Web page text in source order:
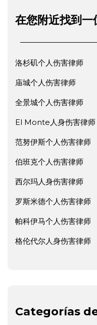
在您附近找到一
洛杉矶个人伤害律师
庙城个人伤害律师
全景城个人伤害律师
El Monte人身伤害律师
范努伊斯个人伤害律师
伯班克个人伤害律师
西尔玛人身伤害律师
罗斯米德个人伤害律师
帕科伊马个人伤害律师
格伦代尔人身伤害律师
Categorías